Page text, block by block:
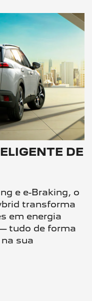
DE
e e-Braking, o
transforma
em energia
tudo de forma
sua